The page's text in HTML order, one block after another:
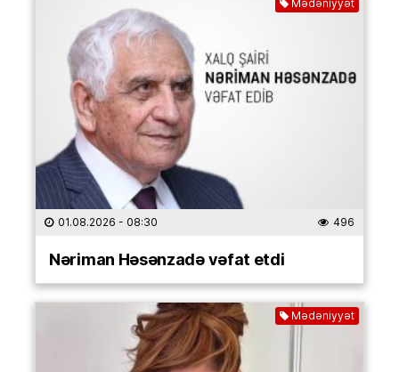
Mədəniyyət
01.08.2026 - 08:30 496
Nəriman Həsənzadə vəfat etdi
Mədəniyyət